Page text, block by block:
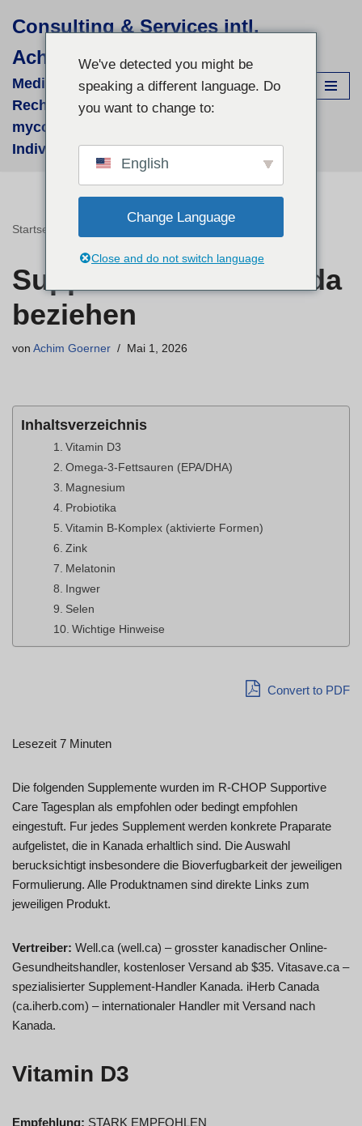
Inhalt
springen
Consulting & Services intl.
Achim Görner
Medizinisch-wissenschaftliche
Recherchen für supportive phyto- &
mycologische Therapien - fallbezogene
Individual-Recherchen und Beratung
Startseite Supplemente in Kanada beziehen
Supplemente in Kanada
beziehen
von Achim Goerner Mai 1, 2026
Inhaltsverzeichnis
Vitamin D3
Omega-3-Fettsauren (EPA/DHA)
Magnesium
Probiotika
Vitamin B-Komplex (aktivierte Formen)
Zink
Melatonin
Ingwer
Selen
Wichtige Hinweise
Convert to PDF
Lesezeit 7 Minuten
Die folgenden Supplemente wurden im R-CHOP Supportive
Care Tagesplan als empfohlen oder bedingt empfohlen
eingestuft. Fur jedes Supplement werden konkrete Praparate
aufgelistet, die in Kanada erhaltlich sind. Die Auswahl
berucksichtigt insbesondere die Bioverfugbarkeit der jeweiligen
Formulierung. Alle Produktnamen sind direkte Links zum
jeweiligen Produkt.
Vertreiber: Well.ca (well.ca) – grosster kanadischer Online-
Gesundheitshandler, kostenloser Versand ab $35. Vitasave.ca –
spezialisierter Supplement-Handler Kanada. iHerb Canada
(ca.iherb.com) – internationaler Handler mit Versand nach
Kanada.
Vitamin D3
Empfehlung: STARK EMPFOHLEN
We've detected you might be
speaking a different language. Do
you want to change to:
English
Change Language
Close and do not switch language